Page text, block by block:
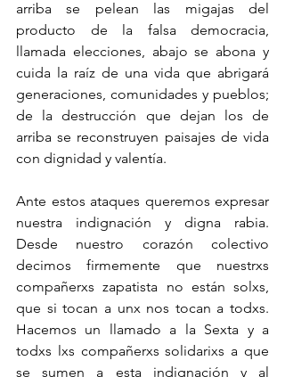
arriba se pelean las migajas del
producto de la falsa democracia,
llamada elecciones, abajo se abona y
cuida la raíz de una vida que abrigará
generaciones, comunidades y pueblos;
de la destrucción que dejan los de
arriba se reconstruyen paisajes de vida
con dignidad y valentía.
Ante estos ataques queremos expresar
nuestra indignación y digna rabia.
Desde nuestro corazón colectivo
decimos firmemente que nuestrxs
compañerxs zapatista no están solxs,
que si tocan a unx nos tocan a todxs.
Hacemos un llamado a la Sexta y a
todxs lxs compañerxs solidarixs a que
se sumen a esta indignación y al